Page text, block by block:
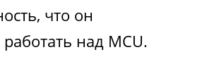
что он
над MCU.